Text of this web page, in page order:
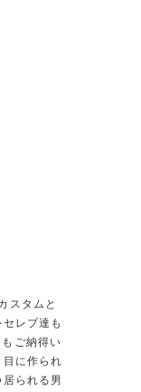
スタムと
レブ達も
ご納得い
に作られ
られる男